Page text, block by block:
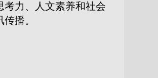
力、人文素养和社会
播。